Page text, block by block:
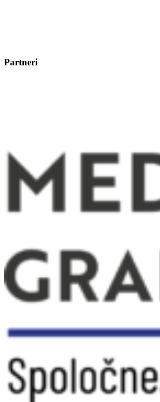
Partneri